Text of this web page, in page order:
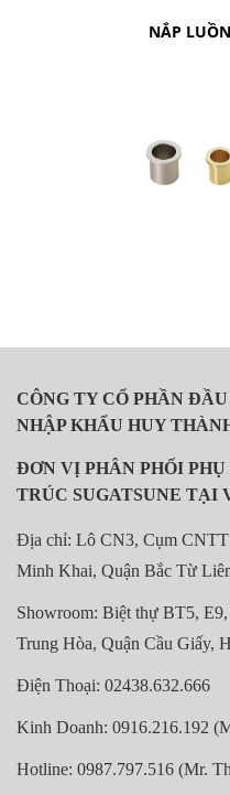
NẮP
CÔNG TY CỔ PHẦN
NHẬP KHẨU HUY
ĐƠN VỊ PHÂN PHỐI
TRÚC SUGATSUNE TẠI
Địa chỉ: Lô CN3, Cụm
Minh Khai, Quận Bắc Từ
Showroom: Biệt thự BT5,
Trung Hòa, Quận Cầu Giấy,
Điện Thoại: 02438.632.666
Kinh Doanh: 0916.216.192
Hotline: 0987.797.516 (Mr.